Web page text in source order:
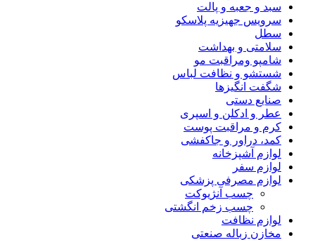
سبد و جعبه و پالت
سرویس جهیزیه پلاسکو
سطل
سلامتی و بهداشت
شامپو ومراقبت مو
شستشو و نظافت لباس
شگفت انگیزها
صنایع دستی
عطر و ادکلن و اسپری
کرم و مراقبت پوست
کمد، دراور و جاکفشی
لوازم آشپزخانه
لوازم سفر
لوازم مصرفی پزشکی
چسب آنژیوکت
چسب زخم انگشتی
لوازم نظافت
مخازن زباله صنعتی